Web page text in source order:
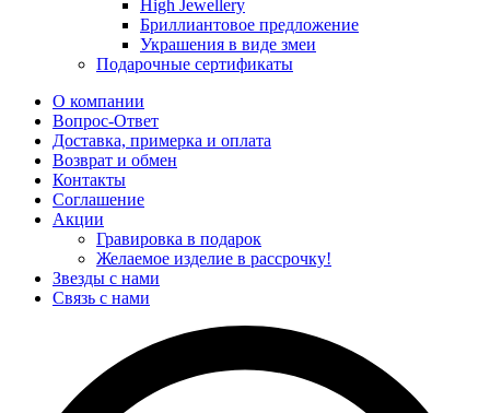
High Jewellery
Бриллиантовое предложение
Украшения в виде змеи
Подарочные сертификаты
О компании
Вопрос-Ответ
Доставка, примерка и оплата
Возврат и обмен
Контакты
Соглашение
Акции
Гравировка в подарок
Желаемое изделие в рассрочку!
Звезды с нами
Связь с нами